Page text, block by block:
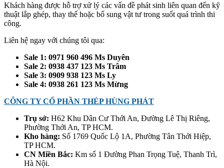
Khách hàng được hỗ trợ xử lý các vấn đề phát sinh liên quan đến kỹ
thuật lắp ghép, thay thế hoặc bổ sung vật tư trong suốt quá trình thi
công.
Liên hệ ngay với chúng tôi qua:
Sale 1: 0971 960 496 Ms Duyên
Sale 2: 0938 437 123 Ms Trâm
Sale 3: 0909 938 123 Ms Ly
Sale 4: 0938 261 123 Ms Mừng
CÔNG TY CỔ PHẦN THÉP HÙNG PHÁT
Trụ sở: H62 Khu Dân Cư Thới An, Đường Lê Thị Riêng,
Phường Thới An, TP HCM.
Kho hàng: Số 1769 Quốc Lộ 1A, Phường Tân Thới Hiệp,
TP HCM.
CN Miền Bắc: Km số 1 Đường Phan Trọng Tuệ, Thanh Trì,
Hà Nội.